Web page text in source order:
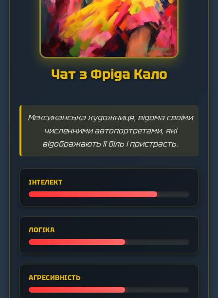
Чат з Фріда Кало
Мексиканська художниця, відома своїми
численними автопортретами, які
відображають її біль і пристрасть.
ІНТЕЛЕКТ
ЛОГІКА
АГРЕСИВНІСТЬ